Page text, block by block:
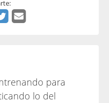
para
lo del